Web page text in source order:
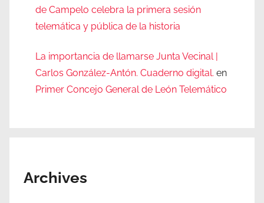
de Campelo celebra la primera sesión
telemática y pública de la historia
La importancia de llamarse Junta Vecinal |
Carlos González-Antón. Cuaderno digital. en
Primer Concejo General de León Telemático
Archives